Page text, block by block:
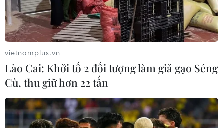
20/07/2026 04:36
cùng"
20/07/2026 04:31
Thanh âm vượt đại dương:
Phim đặc biệt dịp kỷ niệm
Chiếu miễn phí nhiều bộ
phim về đề tài cách mạng
vietnamplus.vn
Lào Cai: Khởi tố 2 đối tượng làm giả gạo Séng
Cù, thu giữ hơn 22 tấn